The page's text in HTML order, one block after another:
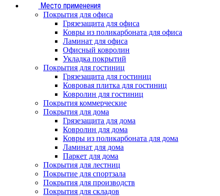
Место применения
Покрытия для офиса
Грязезащита для офиса
Ковры из поликарбоната для офиса
Ламинат для офиса
Офисный ковролин
Укладка покрытий
Покрытия для гостиниц
Грязезащита для гостиниц
Ковровая плитка для гостиниц
Ковролин для гостиниц
Покрытия коммерческие
Покрытия для дома
Грязезащита для дома
Ковролин для дома
Ковры из поликарбоната для дома
Ламинат для дома
Паркет для дома
Покрытия для лестниц
Покрытие для спортзала
Покрытия для производств
Покрытия для складов